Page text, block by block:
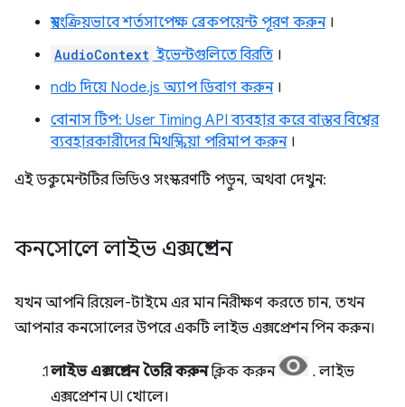
স্বয়ংক্রিয়ভাবে শর্তসাপেক্ষ ব্রেকপয়েন্ট পূরণ করুন।
AudioContext ইভেন্টগুলিতে বিরতি ।
ndb দিয়ে Node.js অ্যাপ ডিবাগ করুন।
বোনাস টিপ: User Timing API ব্যবহার করে বাস্তব বিশ্বের
ব্যবহারকারীদের মিথস্ক্রিয়া পরিমাপ করুন।
এই ডকুমেন্টটির ভিডিও সংস্করণটি পড়ুন, অথবা দেখুন:
কনসোলে লাইভ এক্সপ্রেশন
যখন আপনি রিয়েল-টাইমে এর মান নিরীক্ষণ করতে চান, তখন
আপনার কনসোলের উপরে একটি লাইভ এক্সপ্রেশন পিন করুন।
লাইভ এক্সপ্রেশন তৈরি করুনক্লিক করুন
. লাইভ
এক্সপ্রেশন UI খোলে।